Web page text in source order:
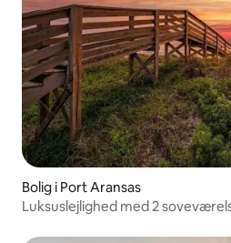
Bolig i Port Aransas
Luksuslejlighed med 2